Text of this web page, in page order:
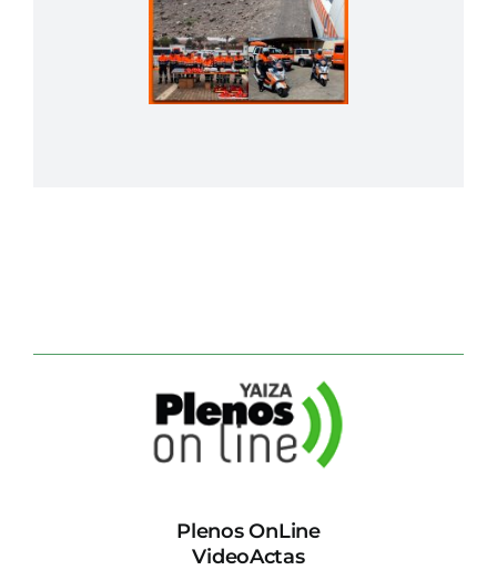
Plenos OnLine
VideoActas